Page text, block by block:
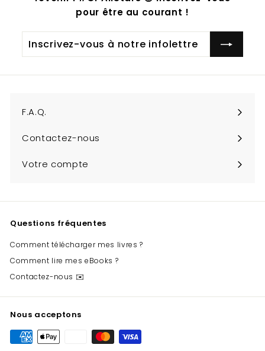
pour être au courant !
Inscrivez-
vous
notre
S'inscrire
F.A.Q.
Contactez-nous
Votre compte
Questions fréquentes
Comment télécharger mes livres ?
Comment lire mes eBooks ?
Contactez-nous ✉️
Nous acceptons